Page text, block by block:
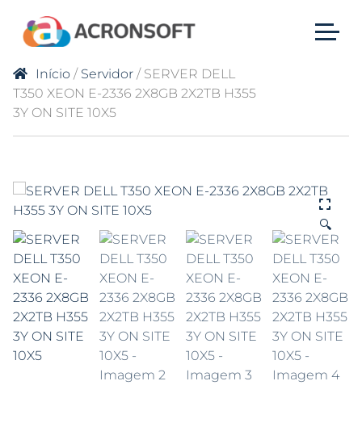
Início / Servidor / SERVER DELL
T350 XEON E-2336 2X8GB 2X2TB H355
3Y ON SITE 10X5
🔍